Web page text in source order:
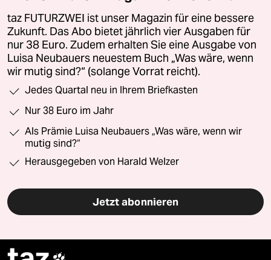
taz FUTURZWEI ist unser Magazin für eine bessere
Zukunft. Das Abo bietet jährlich vier Ausgaben für
nur 38 Euro. Zudem erhalten Sie eine Ausgabe von
Luisa Neubauers neuestem Buch „Was wäre, wenn
wir mutig sind?“ (solange Vorrat reicht).
Jedes Quartal neu in Ihrem Briefkasten
Nur 38 Euro im Jahr
Als Prämie Luisa Neubauers „Was wäre, wenn wir
mutig sind?“
Herausgegeben von Harald Welzer
Jetzt abonnieren